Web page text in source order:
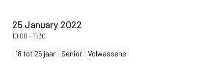
25 January 2022
10:00 -11:30
18 tot 25 jaar Senior Volwassene